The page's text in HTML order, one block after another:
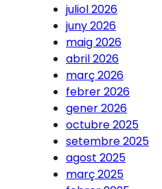
juliol 2026
juny 2026
maig 2026
abril 2026
març 2026
febrer 2026
gener 2026
octubre 2025
setembre 2025
agost 2025
març 2025